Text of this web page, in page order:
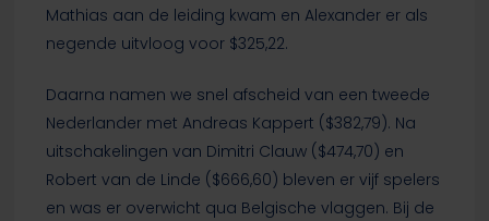
Mathias aan de leiding kwam en Alexander er als
negende uitvloog voor $325,22.
Daarna namen we snel afscheid van een tweede
Nederlander met Andreas Kappert ($382,79). Na
uitschakelingen van Dimitri Clauw ($474,70) en
Robert van de Linde ($666,60) bleven er vijf spelers
en was er overwicht qua Belgische vlaggen. Bij de